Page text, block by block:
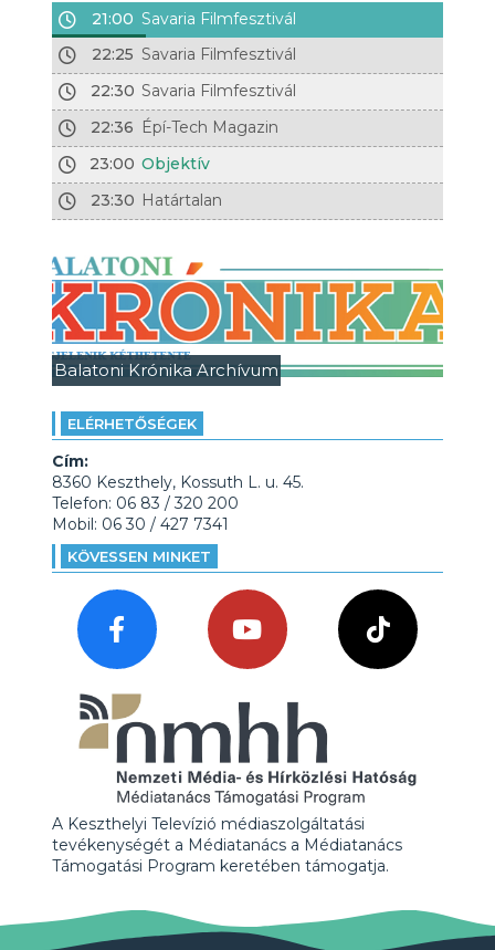
21:00 Savaria Filmfesztivál
22:25 Savaria Filmfesztivál
22:30 Savaria Filmfesztivál
22:36 Épí-Tech Magazin
23:00 Objektív
23:30 Határtalan
Balatoni Krónika Archívum
ELÉRHETŐSÉGEK
Cím:
8360 Keszthely, Kossuth L. u. 45.
Telefon: 06 83 / 320 200
Mobil: 06 30 / 427 7341
KÖVESSEN MINKET
A Keszthelyi Televízió médiaszolgáltatási
tevékenységét a Médiatanács a Médiatanács
Támogatási Program keretében támogatja.